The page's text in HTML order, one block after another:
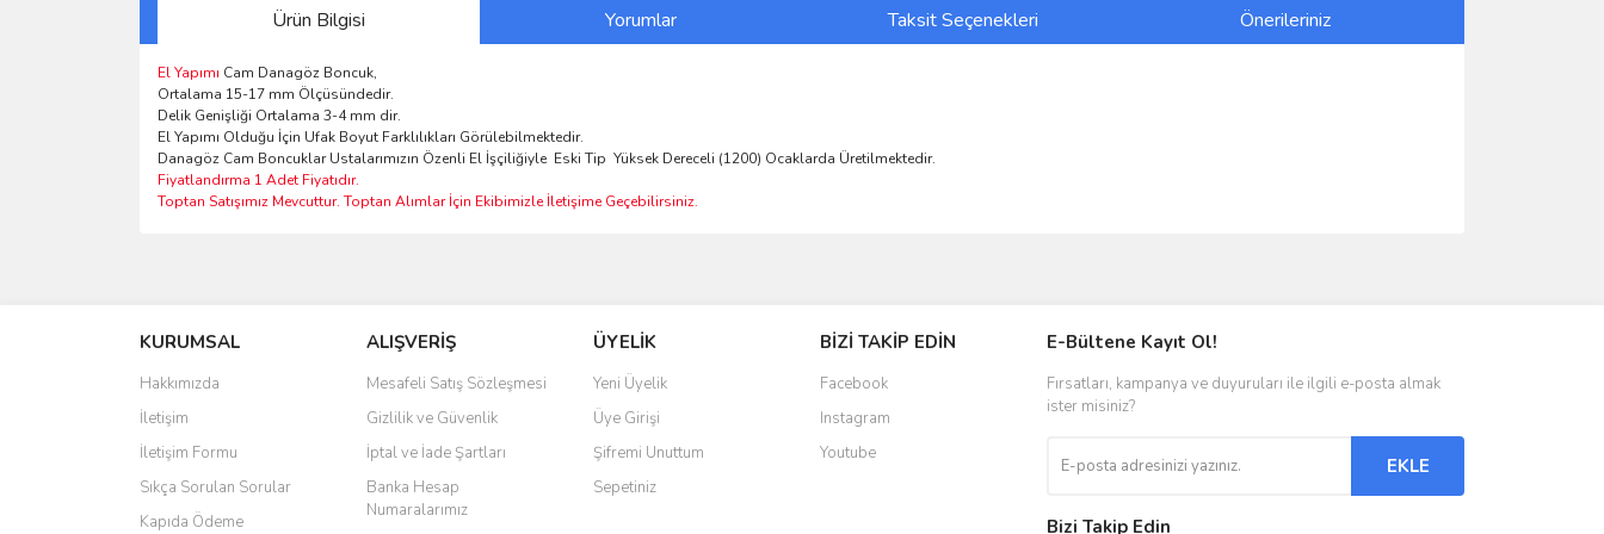
Ürün Bilgisi Yorumlar Taksit Seçenekleri Önerileriniz
El Yapımı Cam Danagöz Boncuk,
Ortalama 15-17 mm Ölçüsündedir.
Delik Genişliği Ortalama 3-4 mm dir.
El Yapımı Olduğu İçin Ufak Boyut Farklılıkları Görülebilmektedir.
Danagöz Cam Boncuklar Ustalarımızın Özenli El İşçiliğiyle Eski Tip Yüksek Dereceli (1200) Ocaklarda Üretilmektedir.
Fiyatlandırma 1 Adet Fiyatıdır.
Toptan Satışımız Mevcuttur. Toptan Alımlar İçin Ekibimizle İletişime Geçebilirsiniz.
Ürün resmi kalitesiz, bozuk veya görüntülenemiyor.
Ürün açıklamasında eksik bilgiler bulunuyor.
Ürün bilgilerinde hatalar bulunuyor.
Ürün fiyatı diğer sitelerden daha pahalı.
Bu ürüne benzer farklı alternatifler olmalı.
KURUMSAL
Hakkımızda
İletişim
İletişim Formu
Sıkça Sorulan Sorular
Kapıda Ödeme
ALIŞVERİŞ
Mesafeli Satış Sözleşmesi
Gizlilik ve Güvenlik
İptal ve İade Şartları
Banka Hesap
Numaralarımız
ÜYELİK
Yeni Üyelik
Üye Girişi
Şifremi Unuttum
Sepetiniz
BİZİ TAKİP EDİN
Facebook
Instagram
Youtube
E-Bültene Kayıt Ol!
Fırsatları, kampanya ve duyuruları ile ilgili e-posta almak
ister misiniz?
EKLE
Bizi Takip Edin